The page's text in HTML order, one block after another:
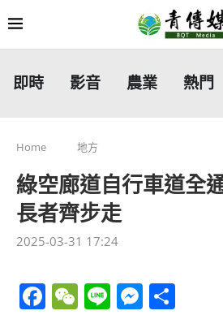
即時 影音 農業 熱門
Home 地方
綠空廊道自行車道全
長者齊步走
2025-03-31 17:24
Facebook
WeChat
Line